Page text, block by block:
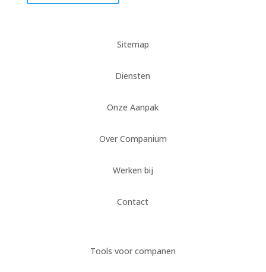
Sitemap
Diensten
Onze Aanpak
Over Companium
Werken bij
Contact
Tools voor companen